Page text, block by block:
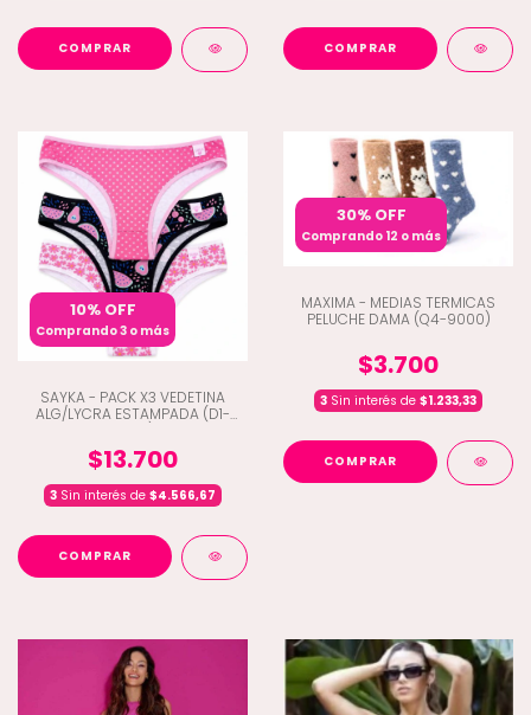
COMPRAR COMPRAR
10% OFF
Comprando 3 o más
SAYKA - PACK X3 VEDETINA
ALG/LYCRA ESTAMPADA (D1-
$13.700
3 Sin interés de $4.566,67
COMPRAR
30% OFF
Comprando 12 o más
MAXIMA - MEDIAS TERMICAS
PELUCHE DAMA (Q4-9000)
$3.700
3 Sin interés de $1.233,33
COMPRAR